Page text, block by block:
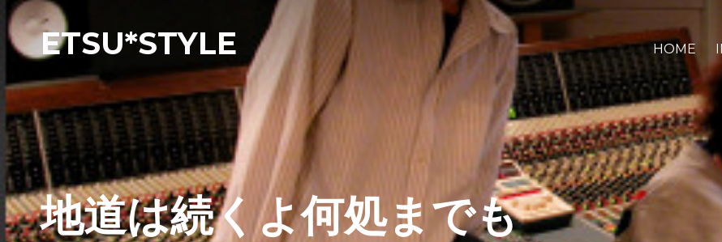
ETSU*STYLE HOME
地道は続くよ何処までも